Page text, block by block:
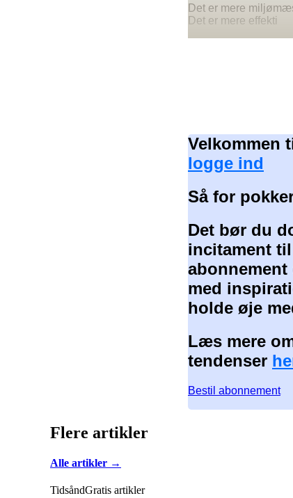
Det er mere
Det er mere effekti
Velkommen
logge ind
Så for
Det bør du
incitament
med
holde øje
Læs mere
tendenser
Bestil abonnement
Flere artikler
Alle artikler →
TidsåndGratis artikler